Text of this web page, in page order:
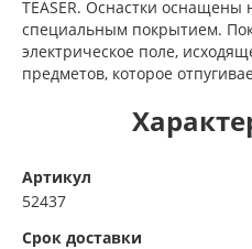
TEASER. Оснастки
специальным покрытием.
электрическое поле,
предметов, которое
Артикул
52437
Срок доставки